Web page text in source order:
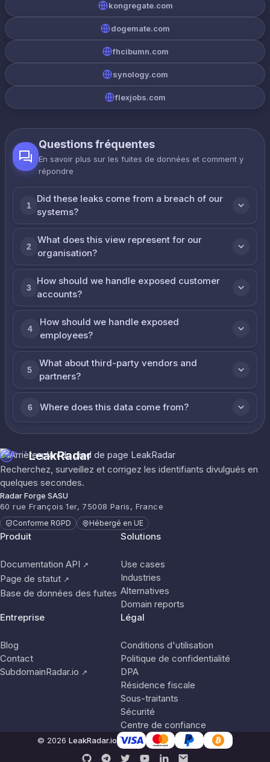
kongregate.com
dogemate.com
fhcibumn.com
synology.com
flexjobs.com
Questions fréquentes
En savoir plus sur les fuites de données et comment y
répondre
1
Did these leaks come from a breach of our
systems?
2
What does this view represent for our
organisation?
3
How should we handle exposed customer
accounts?
4
How should we handle exposed
employees?
5
What about third-party vendors and
partners?
6 Where does this data come from?
LeakRadar
Recherchez, surveillez et corrigez les identifiants divulgués en
quelques secondes.
Radar Forge SASU
60 rue François 1er, 75008 Paris, France
Conforme RGPD Hébergé en UE
Produit
Documentation API ↗
Page de statut ↗
Base de données des fuites
Solutions
Use cases
Industries
Alternatives
Domain reports
Entreprise
Blog
Contact
SubdomainRadar.io ↗
Légal
Conditions d'utilisation
Politique de confidentialité
DPA
Résidence fiscale
Sous-traitants
Sécurité
Centre de confiance
© 2026 LeakRadar.io